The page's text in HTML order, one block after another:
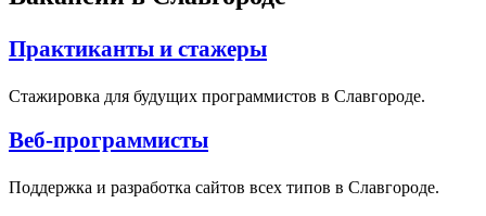
Практиканты и стажеры
Стажировка для будущих программистов в Славгороде.
Веб-программисты
Поддержка и разработка сайтов всех типов в Славгороде.